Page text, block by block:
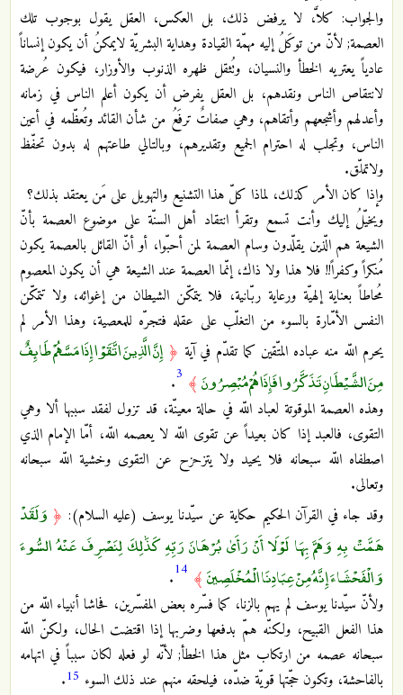
والجواب: كلاَّ، لا يرفض ذلك، بل العكس، العقل يقول بوجوب تلك
العصمة; لأنّ من توكَلُ إليه مهمّة القيادة وهداية البشريّة لايمكنُ أن يكون إنساناً
عادياً يعتريه الخطأ والنسيان، وتُثقل ظهره الذنوب والأوزار، فيكون عُرضة
لانتقاص الناس ونقدهم، بل العقل يفرض أن يكون أعلم الناس في زمانه
وأعدلهم وأشجعهم وأتقاهم، وهي صفاتٌ ترفَعُ من شأن القائد وتُعظّمه في أعين
الناس، وتجلب له احترام الجميع وتقديرهم، وبالتالي طاعتهم له بدون تحفّظ
ولاتملّق.
وإذا كان الأمر كذلك، لماذا كلّ هذا التشنيع والتهويل على مَن يعتقد بذلك؟
ويخيّلُ إليك وأنت تسمع وتقرأ انتقاد أهل السنّة على موضوع العصمة بأنّ
الشيعة هم الّذين يقلّدون وسام العصمة لمن أحبّوا، أو أنّ القائل بالعصمة يكون
مُنكراً وكفراً!! فلا هذا ولا ذاك، إنّما العصمة عند الشيعة هي أن يكون المعصوم
مُحاطاً بعناية إلهيّة ورعاية ربّانية، فلا يتمكّن الشيطان من إغوائه، ولا تتمكّن
النفس الأمّارة بالسوء من التغلّب على عقله فتجرّه للمعصية، وهذا الأمر لم
يحرم اللّه منه عباده المتّقين كما تقدّم في آية ﴿ إِنَّ الَّذِينَ اتَّقَوْا إِذَا مَسَّهُمْ طَائِفٌ
مِنَ الشَّيْطَانِ تَذَكَّرُوا فَإِذَا هُمْ مُبْصِرُونَ ﴾ 3
.
وهذه العصمة الموقوتة لعباد اللّه في حالة معينّة، قد تزول لفقد سببها ألا وهي
التقوى، فالعبد إذا كان بعيداً عن تقوى اللّه لا يعصمه اللّه، أمّا الإمام الذي
اصطفاه اللّه سبحانه فلا يحيد ولا يتزحزح عن التقوى وخشية اللّه سبحانه
وتعالى.
وقد جاء في القرآن الحكيم حكاية عن سيّدنا يوسف (عليه السلام): ﴿ وَلَقَدْ
هَمَّتْ بِهِ وَهَمَّ بِهَا لَوْلَا أَنْ رَأَىٰ بُرْهَانَ رَبِّهِ كَذَٰلِكَ لِنَصْرِفَ عَنْهُ السُّوءَ
وَالْفَحْشَاءَ إِنَّهُ مِنْ عِبَادِنَا الْمُخْلَصِينَ ﴾ 14
.
ولأنّ سيّدنا يوسف لم يهم بالزنا، كما فسّره بعض المفسّرين، فحاشا أنبياء اللّه من
هذا الفعل القبيح، ولكنّه همّ بدفعها وضربها إذا اقتضت الحال، ولكنّ اللّه
سبحانه عصمه من ارتكاب مثل هذا الخطأ; لأنّه لو فعله لكان سبباً في اتهامه
بالفاحشة، وتكون حجّتها قويّة ضدّه، فيلحقه منهم عند ذلك السوء 15
.